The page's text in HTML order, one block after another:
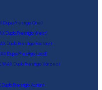
Duplo Prestígio One)
Duplo Prestígio West)
Duplo Prestígio Factory)
Duplo Prestígio Local)
MAX Duplo Prestígio Várzea)
Duplo Prestígio Action)